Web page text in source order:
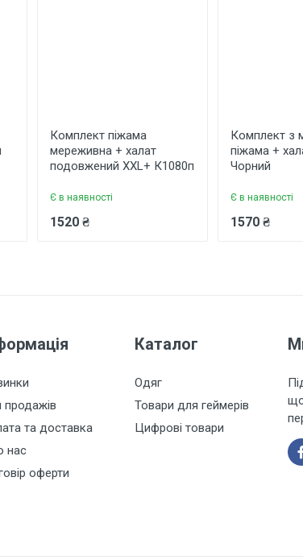
Комплект піжама
мереживна + халат
подовжений XXL+ К1080п
Є в наявності
1520 ₴
Комплект з
піжама +
Чорний
Є в наявності
1570 ₴
продажів
та доставка
нас
оферти
Каталог
Одяг
Товари для геймерів
Цифрові товари